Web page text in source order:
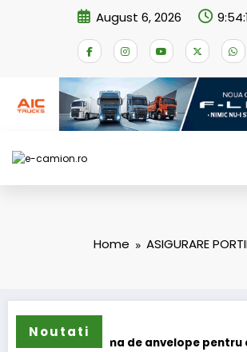
August 6, 2026
Home ASIGURARE
Noutati
extinde gama de anvelope pentru